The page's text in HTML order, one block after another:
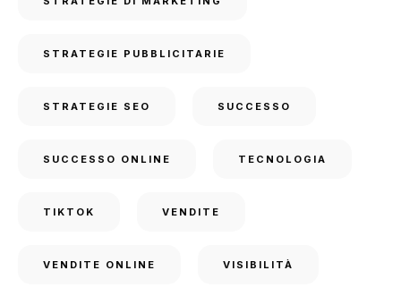
STRATEGIE PUBBLICITARIE
STRATEGIE SEO SUCCESSO
SUCCESSO ONLINE TECNOLOGIA
TIKTOK VENDITE
VENDITE ONLINE VISIBILITÀ